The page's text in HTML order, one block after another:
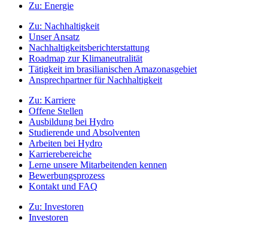
Zu: Energie
Zu: Nachhaltigkeit
Unser Ansatz
Nachhaltigkeitsberichterstattung
Roadmap zur Klimaneutralität
Tätigkeit im brasilianischen Amazonasgebiet
Ansprechpartner für Nachhaltigkeit
Zu: Karriere
Offene Stellen
Ausbildung bei Hydro
Studierende und Absolventen
Arbeiten bei Hydro
Karrierebereiche
Lerne unsere Mitarbeitenden kennen
Bewerbungsprozess
Kontakt und FAQ
Zu: Investoren
Investoren